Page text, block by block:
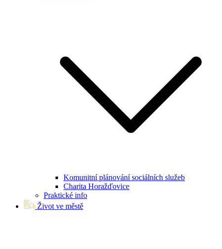
Komunitní plánování sociálních služeb
Charita Horažďovice
Praktické info
Život ve městě